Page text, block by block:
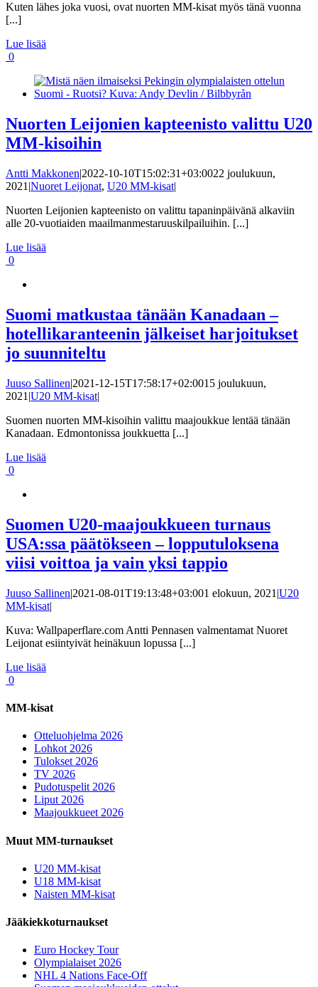
Kuten lähes joka vuosi, ovat nuorten MM-kisat myös tänä vuonna
[...]
Lue lisää
0
Nuorten Leijonien kapteenisto valittu U20
MM-kisoihin
Antti Makkonen|2022-10-10T15:02:31+03:0022 joulukuun,
2021 |Nuoret Leijonat, U20 MM-kisat|
Nuorten Leijonien kapteenisto on valittu tapaninpäivänä alkaviin
alle 20-vuotiaiden maailmanmestaruuskilpailuihin. [...]
Lue lisää
0
Suomi matkustaa tänään Kanadaan –
hotellikaranteenin jälkeiset harjoitukset
jo suunniteltu
Juuso Sallinen|2021-12-15T17:58:17+02:0015 joulukuun,
2021 |U20 MM-kisat|
Suomen nuorten MM-kisoihin valittu maajoukkue lentää tänään
Kanadaan. Edmontonissa joukkuetta [...]
Lue lisää
0
Suomen U20-maajoukkueen turnaus
USA:ssa päätökseen – lopputuloksena
viisi voittoa ja vain yksi tappio
Juuso Sallinen|2021-08-01T19:13:48+03:001 elokuun, 2021 |U20
MM-kisat|
Kuva: Wallpaperflare.com Antti Pennasen valmentamat Nuoret
Leijonat esiintyivät heinäkuun lopussa [...]
Lue lisää
0
MM-kisat
Otteluohjelma 2026
Lohkot 2026
Tulokset 2026
TV 2026
Pudotuspelit 2026
Liput 2026
Maajoukkueet 2026
Muut MM-turnaukset
U20 MM-kisat
U18 MM-kisat
Naisten MM-kisat
Jääkiekkoturnaukset
Euro Hockey Tour
Olympialaiset 2026
NHL 4 Nations Face-Off